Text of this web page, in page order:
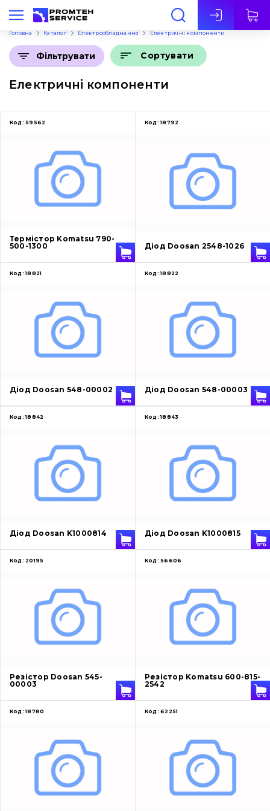
Укр
Головна Каталог Електрообладнання Електричні компоненти
Електричні компоненти
Фільтрувати Сортувати
Код: 59562
Термістор Komatsu 790-
500-1300
Код: 18792
Діод Doosan 2548-1026
Код: 18821
Діод Doosan 548-00002
Код: 18822
Діод Doosan 548-00003
Код: 18842
Діод Doosan K1000814
Код: 18843
Діод Doosan K1000815
Код: 20195
Резістор Doosan 545-
00003
Код: 56606
Резістор Komatsu 600-815-
2542
Код: 18780 Код: 62251